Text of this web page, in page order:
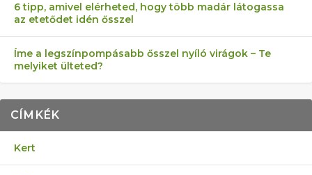
6 tipp, amivel elérheted, hogy több madár látogassa
az etetődet idén ősszel
Íme a legszínpompásabb ősszel nyíló virágok – Te
melyiket ülteted?
CÍMKÉK
Kert